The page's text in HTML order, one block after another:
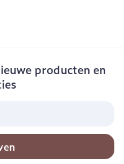
producten en